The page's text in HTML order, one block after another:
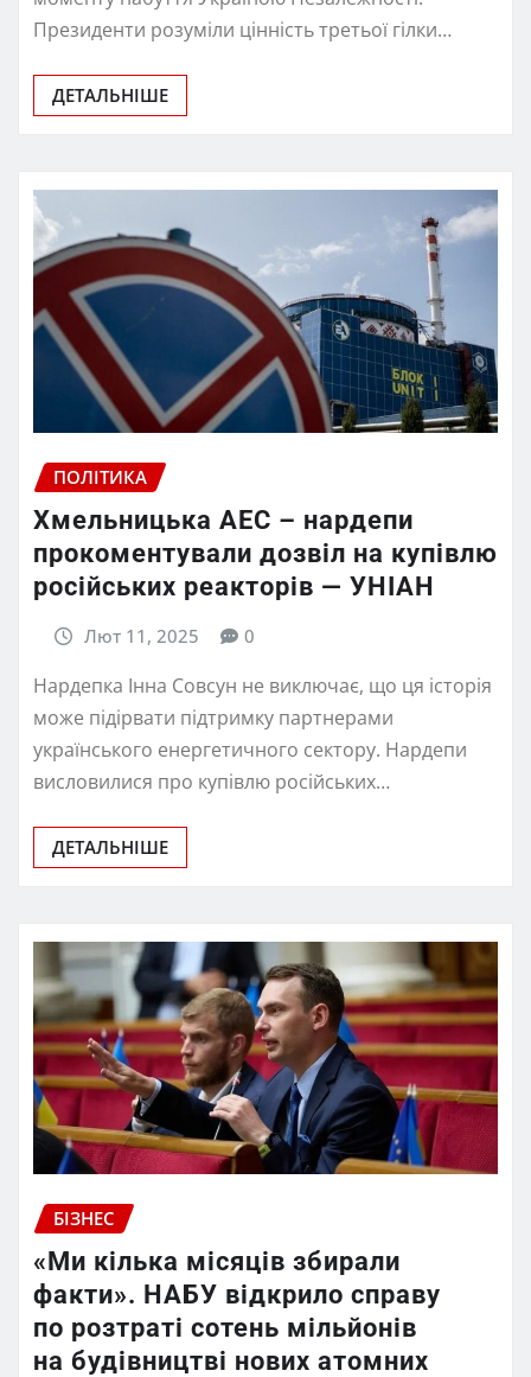
Президенти розуміли цінність третьої гілки…
ДЕТАЛЬНІШЕ
ПОЛІТИКА
Хмельницька АЕС – нардепи
прокоментували дозвіл на купівлю
російських реакторів — УНІАН
Лют 11, 2025 0
Нардепка Інна Совсун не виключає, що ця історія
може підірвати підтримку партнерами
українського енергетичного сектору. Нардепи
висловилися про купівлю російських…
ДЕТАЛЬНІШЕ
БІЗНЕС
«Ми кілька місяців збирали
факти». НАБУ відкрило справу
по розтраті сотень мільйонів
на будівництві нових атомних